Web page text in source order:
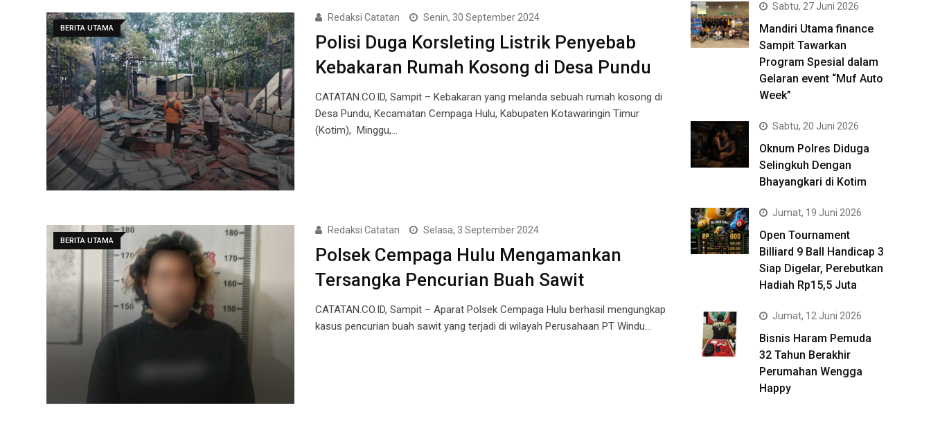
BERITA UTAMA
Redaksi Catatan Senin, 30 September 2024
Polisi Duga Korsleting Listrik Penyebab
Kebakaran Rumah Kosong di Desa Pundu
CATATAN.CO.ID, Sampit – Kebakaran yang melanda sebuah rumah kosong di
Desa Pundu, Kecamatan Cempaga Hulu, Kabupaten Kotawaringin Timur
(Kotim), Minggu,…
BERITA UTAMA
Redaksi Catatan Selasa, 3 September 2024
Polsek Cempaga Hulu Mengamankan
Tersangka Pencurian Buah Sawit
CATATAN.CO.ID, Sampit – Aparat Polsek Cempaga Hulu berhasil mengungkap
kasus pencurian buah sawit yang terjadi di wilayah Perusahaan PT Windu…
Sabtu, 27 Juni 2026
Mandiri Utama finance
Sampit Tawarkan
Program Spesial dalam
Gelaran event “Muf Auto
Week”
Sabtu, 20 Juni 2026
Oknum Polres Diduga
Selingkuh Dengan
Bhayangkari di Kotim
Jumat, 19 Juni 2026
Open Tournament
Billiard 9 Ball Handicap 3
Siap Digelar, Perebutkan
Hadiah Rp15,5 Juta
Jumat, 12 Juni 2026
Bisnis Haram Pemuda
32 Tahun Berakhir
Perumahan Wengga
Happy